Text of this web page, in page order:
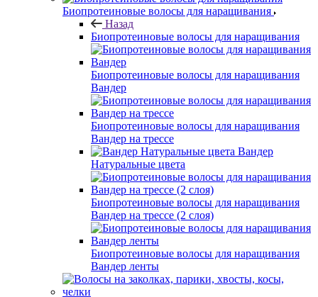
Биопротеиновые волосы для наращивания
Назад
Биопротеиновые волосы для наращивания
Биопротеиновые волосы для наращивания
Вандер
Биопротеиновые волосы для наращивания
Вандер на трессе
Вандер
Натуральные цвета
Биопротеиновые волосы для наращивания
Вандер на трессе (2 слоя)
Биопротеиновые волосы для наращивания
Вандер ленты